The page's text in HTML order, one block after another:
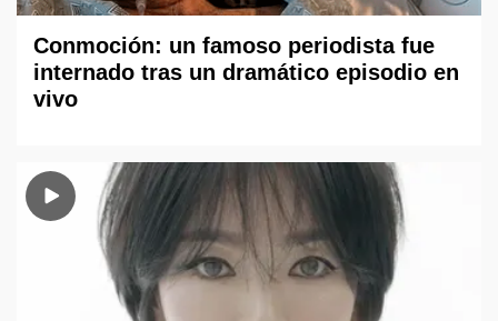
Conmoción: un famoso periodista fue
internado tras un dramático episodio en
vivo